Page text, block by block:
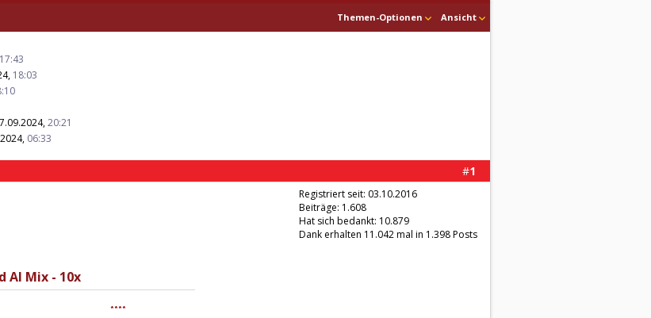
Themen-Optionen Ansicht
17:43
18:03
20:21
06:33
#1
Registriert seit: 03.10.2016
Beiträge: 1.608
Hat sich bedankt: 10.879
Dank erhalten 11.042 mal in 1.398 Posts
AI Mix - 10x
****